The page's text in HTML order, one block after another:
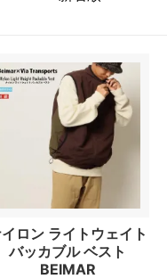
ロン ライトウェイト
バッカブル ベスト
BEIMAR